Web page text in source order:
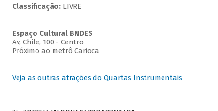
Classificação:LIVRE
Espaço Cultural BNDES
Av, Chile, 100 - Centro
Próximo ao metrô Carioca
Veja as outras atrações do Quartas Instrumentais